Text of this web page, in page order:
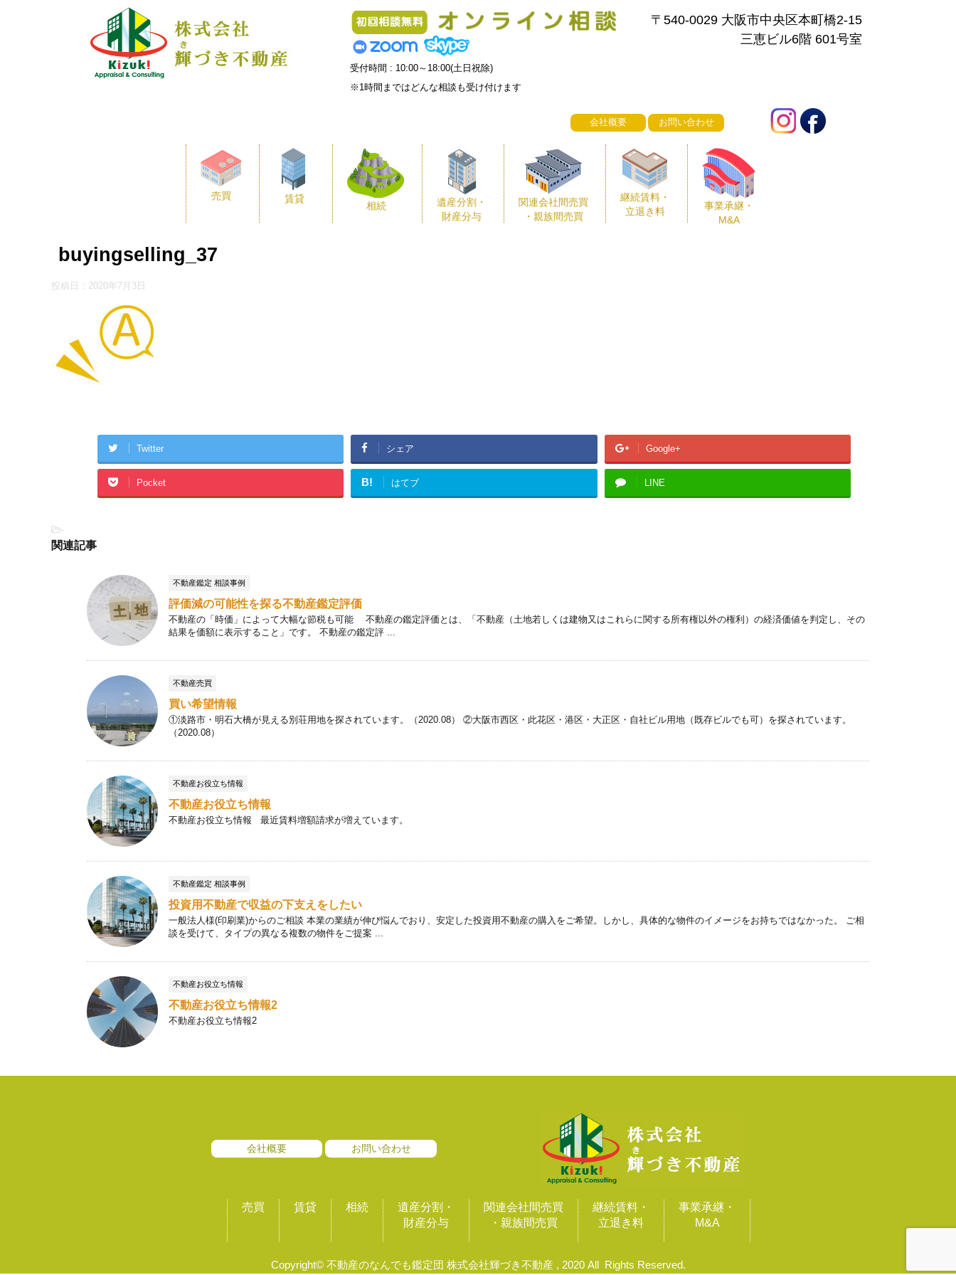
受付時間 : 10:00～18:00(土日祝除)
※1時間まではどんな相談も受け付けます
〒540-0029 大阪市中央区本町橋2-15
三恵ビル6階 601号室
会社概要 お問い合わせ
売買 賃貸
相続
遺産分割・
財産分与
関連会社間売買
・親族間売買
継続賃料・
立退き料
事業承継・
M&A
buyingselling_37
投稿日： 2020年7月3日
Twitter シェア Google+
Pocket B! はてブ LINE
-
関連記事
不動産鑑定 相談事例
評価減の可能性を探る不動産鑑定評価
不動産の「時価」によって大幅な節税も可能 不動産の鑑定評価とは、「不動産（土地若しくは建物又はこれらに関する所有権以外の権利）の経済価値を判定し、その
結果を価額に表示すること」です。 不動産の鑑定評 ...
不動産売買
買い希望情報
①淡路市・明石大橋が見える別荘用地を探されています。（2020.08） ②大阪市西区・此花区・港区・大正区・自社ビル用地（既存ビルでも可）を探されています。
（2020.08）
不動産お役立ち情報
不動産お役立ち情報
不動産お役立ち情報 最近賃料増額請求が増えています。
不動産鑑定 相談事例
投資用不動産で収益の下支えをしたい
一般法人様(印刷業)からのご相談 本業の業績が伸び悩んでおり、安定した投資用不動産の購入をご希望。しかし、具体的な物件のイメージをお持ちではなかった。 ご相
談を受けて、タイプの異なる複数の物件をご提案 ...
不動産お役立ち情報
不動産お役立ち情報2
不動産お役立ち情報2
会社概要 お問い合わせ
売買 賃貸 相続
遺産分割・
財産分与
関連会社間売買
・親族間売買
継続賃料・
立退き料
事業承継・
M&A
Copyright© 不動産のなんでも鑑定団 株式会社輝づき不動産 , 2020 All Rights Reserved.